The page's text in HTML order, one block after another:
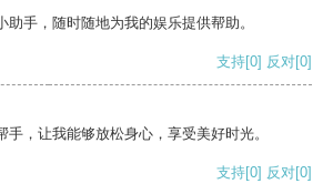
助手，随时随地为我的娱乐提供帮助。
支持[0] 反对[0]
手，让我能够放松身心，享受美好时光。
支持[0] 反对[0]